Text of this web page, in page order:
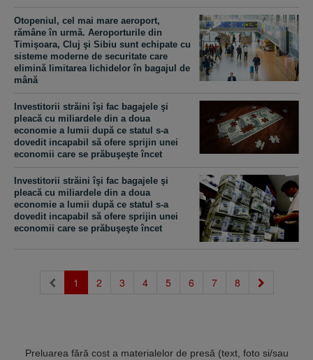
Otopeniul, cel mai mare aeroport,
rămâne în urmă. Aeroporturile din
Timişoara, Cluj şi Sibiu sunt echipate cu
sisteme moderne de securitate care
elimină limitarea lichidelor în bagajul de
mână
Investitorii străini îşi fac bagajele şi
pleacă cu miliardele din a doua
economie a lumii după ce statul s-a
dovedit incapabil să ofere sprijin unei
economii care se prăbuşeşte încet
Investitorii străini îşi fac bagajele şi
pleacă cu miliardele din a doua
economie a lumii după ce statul s-a
dovedit incapabil să ofere sprijin unei
economii care se prăbuşeşte încet
1 (current)
2 3 4 5 6 7 8
Preluarea fără cost a materialelor de presă (text, foto si/sau